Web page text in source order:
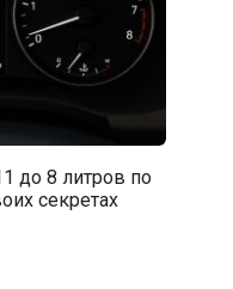
до 8 литров по
секретах